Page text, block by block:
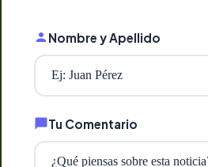
Nombre y Apellido
Tu Comentario